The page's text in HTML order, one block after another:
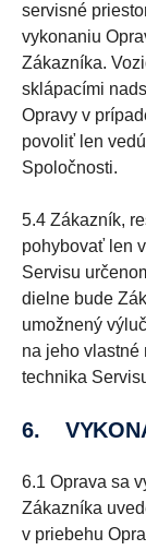
servisné
vykonaniu
Zákazníka.
sklápacími
Opravy v
povoliť len
Spoločnosti.
5.4 Zákazník,
pohybovať len
Servisu
dielne bude
umožnený
na jeho vlastné
technika
6.
6.1 Oprava sa
Zákazníka
v priebehu